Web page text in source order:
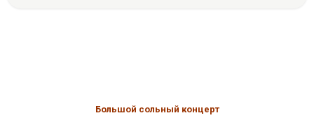
Большой сольный концерт